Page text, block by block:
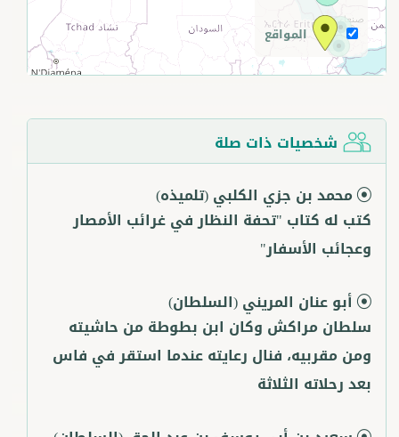
المواقع
شخصيات ذات صلة
محمد بن جزي الكلبي(تلميذه)
كتب له كتاب "تحفة النظار في غرائب الأمصار
وعجائب الأسفار"
أبو عنان المريني(السلطان)
سلطان مراكش وكان ابن بطوطة من حاشيته
ومن مقربيه، فنال رعايته عندما استقر في فاس
بعد رحلاته الثلاثة